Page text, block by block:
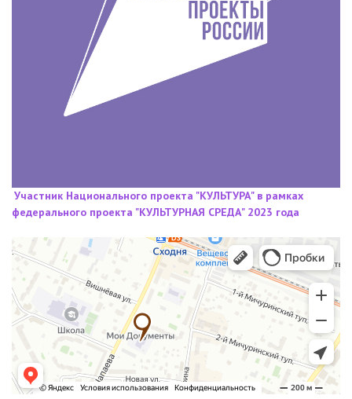
Участник Национального проекта "КУЛЬТУРА" в рамках
федерального проекта "КУЛЬТУРНАЯ СРЕДА" 2023 года